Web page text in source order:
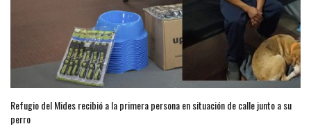
Refugio del Mides recibió a la primera persona en situación de calle junto a su
perro